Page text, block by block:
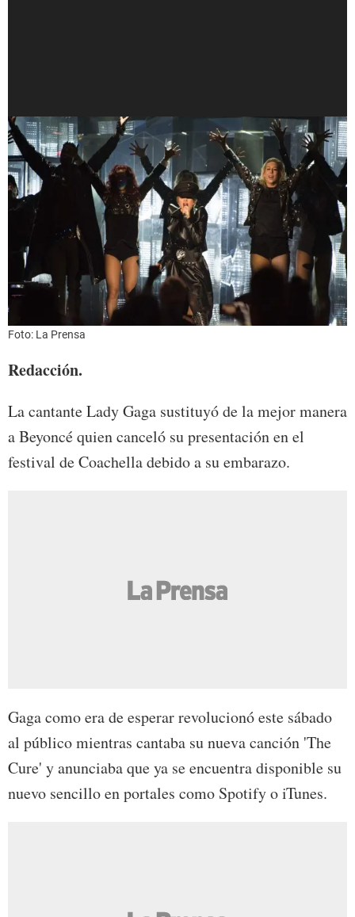
Foto: La Prensa
Redacción.
La cantante Lady Gaga sustituyó de la mejor manera
a Beyoncé quien canceló su presentación en el
festival de Coachella debido a su embarazo.
Gaga como era de esperar revolucionó este sábado
al público mientras cantaba su nueva canción 'The
Cure' y anunciaba que ya se encuentra disponible su
nuevo sencillo en portales como Spotify o iTunes.